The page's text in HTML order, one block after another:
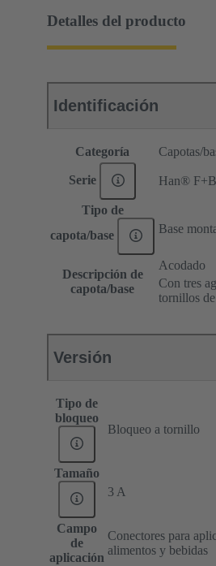
Detalles del producto
Identificación
Categoría Capotas/
Serie Han® F+B
Tipo de
capota/base
Base
Descripción de
capota/base
Acodado
Con tres
tornillos
Versión
Tipo de
bloqueo
Bloqueo a tornillo
Tamaño
3 A
Campo
de
aplicación
Conectores para
alimentos y bebidas